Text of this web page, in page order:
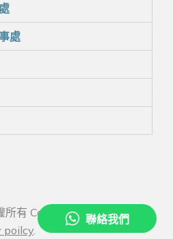
處
所有 Copyright 2026 All
poilcy